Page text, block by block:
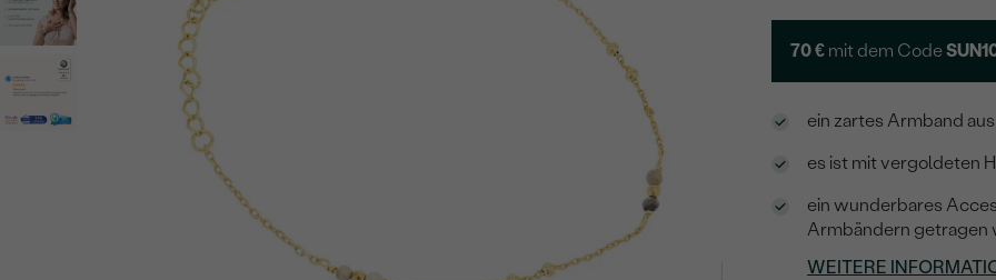
70 € mit dem Code
ein zartes Armband
es ist mit vergoldeten
ein wunderbares
Armbändern getragen
WEITERE